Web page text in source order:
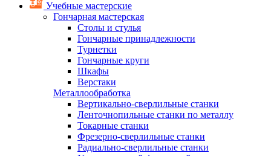
Учебные мастерские
Гончарная мастерская
Столы и стулья
Гончарные принадлежности
Турнетки
Гончарные круги
Шкафы
Верстаки
Металлообработка
Вертикально-сверлильные станки
Ленточнопильные станки по металлу
Токарные станки
Фрезерно-сверлильные станки
Радиально-сверлильные станки